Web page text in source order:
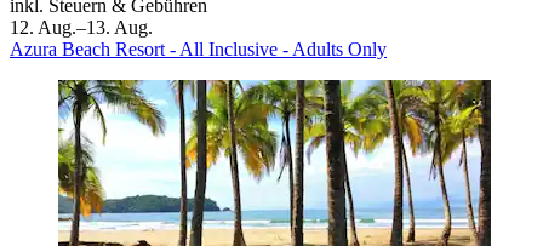
inkl. Steuern & Gebühren
12. Aug.–13. Aug.
Azura Beach Resort - All Inclusive - Adults Only